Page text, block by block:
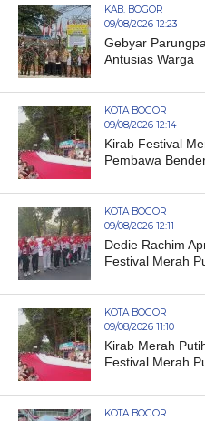
KAB. BOGOR
09/08/2026 12:23
Gebyar
Antusias Warga
KOTA BOGOR
09/08/2026 12:14
Kirab Festival
Pembawa
KOTA BOGOR
09/08/2026 12:11
Dedie Rachim
Festival Merah
KOTA BOGOR
09/08/2026 11:10
Kirab Merah
Festival Merah
KOTA BOGOR